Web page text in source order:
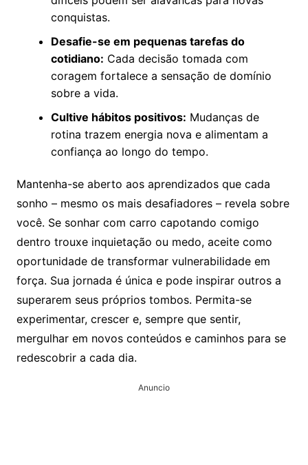
conquistas.
Desafie-se em pequenas tarefas do
cotidiano: Cada decisão tomada com
coragem fortalece a sensação de domínio
sobre a vida.
Cultive hábitos positivos: Mudanças de
rotina trazem energia nova e alimentam a
confiança ao longo do tempo.
Mantenha-se aberto aos aprendizados que cada
sonho – mesmo os mais desafiadores – revela sobre
você. Se sonhar com carro capotando comigo
dentro trouxe inquietação ou medo, aceite como
oportunidade de transformar vulnerabilidade em
força. Sua jornada é única e pode inspirar outros a
superarem seus próprios tombos. Permita-se
experimentar, crescer e, sempre que sentir,
mergulhar em novos conteúdos e caminhos para se
redescobrir a cada dia.
Anuncio